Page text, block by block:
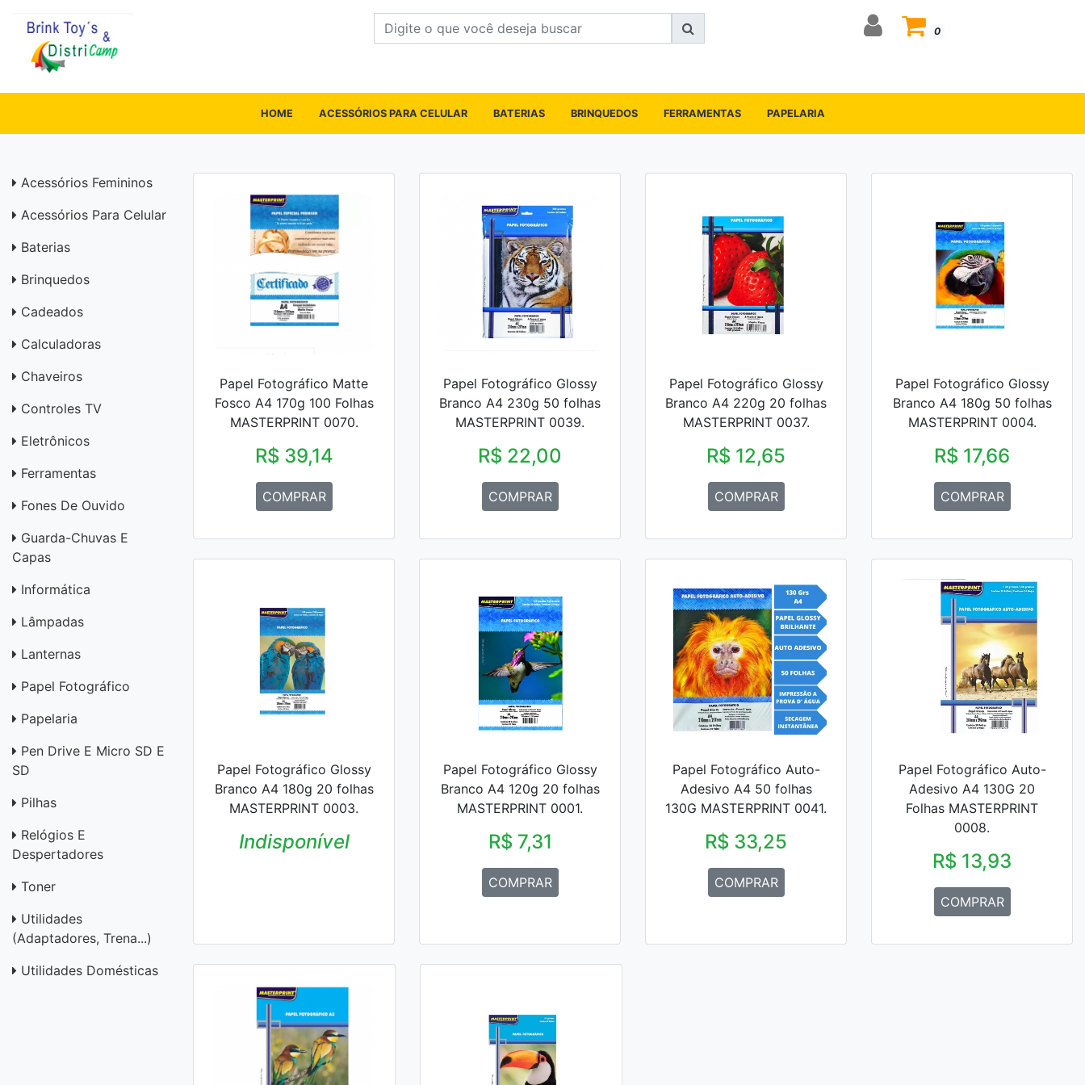
0
HOME ACESSÓRIOS PARA CELULAR BATERIAS BRINQUEDOS FERRAMENTAS PAPELARIA
Acessórios Femininos
Acessórios Para Celular
Baterias
Brinquedos
Cadeados
Calculadoras
Chaveiros
Controles TV
Eletrônicos
Ferramentas
Fones De Ouvido
Guarda-Chuvas E
Capas
Informática
Lâmpadas
Lanternas
Papel Fotográfico
Papelaria
Pen Drive E Micro SD E
SD
Pilhas
Relógios E
Despertadores
Toner
Utilidades
(adaptadores, Trena...)
Utilidades Domésticas
Papel Fotográfico Matte
Fosco A4 170g 100 Folhas
MASTERPRINT 0070.
R$ 39,14
COMPRAR
Papel Fotográfico Glossy
Branco A4 230g 50 folhas
MASTERPRINT 0039.
R$ 22,00
COMPRAR
Papel Fotográfico Glossy
Branco A4 220g 20 folhas
MASTERPRINT 0037.
R$ 12,65
COMPRAR
Papel Fotográfico Glossy
Branco A4 180g 50 folhas
MASTERPRINT 0004.
R$ 17,66
COMPRAR
Papel Fotográfico Glossy
Branco A4 180g 20 folhas
MASTERPRINT 0003.
Indisponível
Papel Fotográfico Glossy
Branco A4 120g 20 folhas
MASTERPRINT 0001.
R$ 7,31
COMPRAR
Papel Fotográfico Auto-
Adesivo A4 50 folhas
130G MASTERPRINT 0041.
R$ 33,25
COMPRAR
Papel Fotográfico Auto-
Adesivo A4 130G 20
Folhas MASTERPRINT
0008.
R$ 13,93
COMPRAR